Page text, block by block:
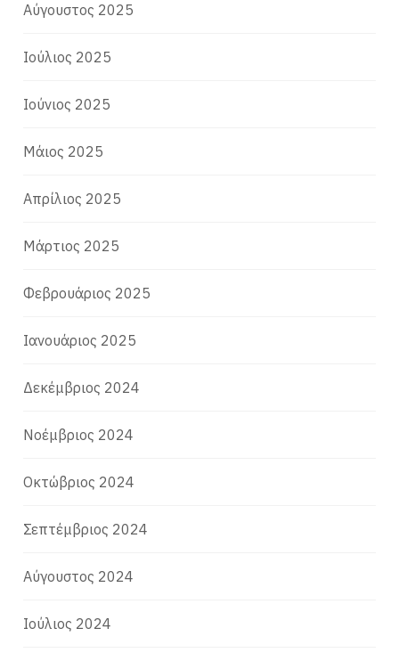
Αύγουστος 2025
Ιούλιος 2025
Ιούνιος 2025
Μάιος 2025
Απρίλιος 2025
Μάρτιος 2025
Φεβρουάριος 2025
Ιανουάριος 2025
Δεκέμβριος 2024
Νοέμβριος 2024
Οκτώβριος 2024
Σεπτέμβριος 2024
Αύγουστος 2024
Ιούλιος 2024